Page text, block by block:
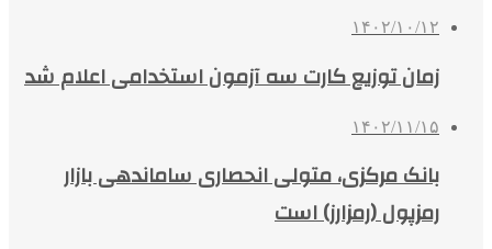
۱۴۰۲/۱۰/۱۲
زمان توزیع کارت سه آزمون استخدامی اعلام شد
۱۴۰۲/۱۱/۱۵
بانک مرکزی، متولی انحصاری ساماندهی بازار
رمزپول (رمزارز) است